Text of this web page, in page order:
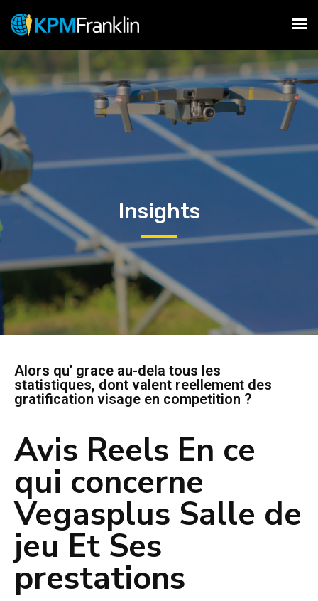
Insights
Alors qu’ grace au-dela tous les
statistiques, dont valent reellement des
gratification visage en competition ?
Avis Reels En ce
qui concerne
Vegasplus Salle de
jeu Et Ses
prestations